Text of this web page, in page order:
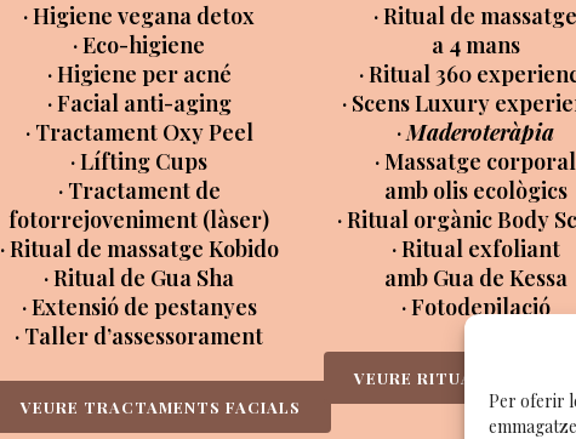
Per oferir
· Higiene vegana detox
· Eco-higiene
· Higiene per acné
· Facial anti-aging
· Tractament Oxy Peel
· Lífting Cups
· Tractament de
fotorrejoveniment (làser)
· Ritual de massatge Kobido
· Ritual de Gua Sha
· Extensió de pestanyes
· Taller d’assessorament
VEURE TRACTAMENTS FACIALS
· Ritual de massatge
a 4 mans
· Ritual 360
· Scens Luxury
·Maderoteràpia
· Massatge corporal
amb olis ecològics
· Ritual orgànic Body
· Ritual exfoliant
amb Gua de Kessa
· Fotodepilació
VEURE RITUALS